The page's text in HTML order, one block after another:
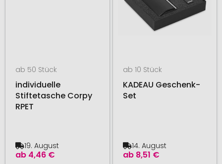
ab 50 Stück
individuelle
Stiftetasche Corpy
RPET
ab 4,46 €
19. August
ab 10 Stück
KADEAU Geschenk-
Set
ab 8,51 €
14. August